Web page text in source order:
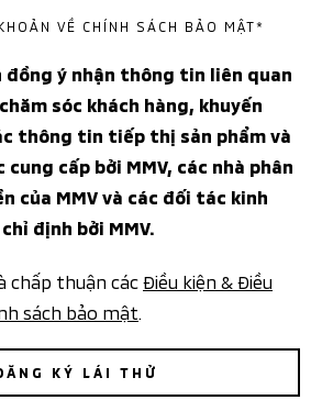
VỀ CHÍNH SÁCH BẢO MẬT*
đồng ý nhận thông tin liên quan
sóc khách hàng, khuyến
thông tin tiếp thị sản phẩm và
cung cấp bởi MMV, các nhà phân
của MMV và các đối tác kinh
định bởi MMV.
chấp thuận cácĐiều kiện & Điều
sách bảo mật
KÝ LÁI THỬ